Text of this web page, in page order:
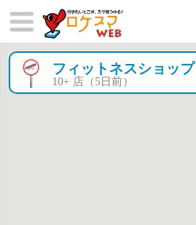
×
フィットネスショップ
10+ 店（5日前）